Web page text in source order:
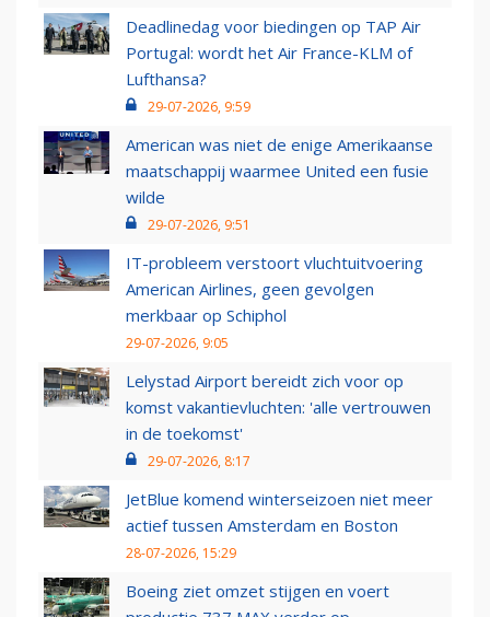
Deadlinedag voor biedingen op TAP Air
Portugal: wordt het Air France-KLM of
Lufthansa?
29-07-2026, 9:59
American was niet de enige Amerikaanse
maatschappij waarmee United een fusie
wilde
29-07-2026, 9:51
IT-probleem verstoort vluchtuitvoering
American Airlines, geen gevolgen
merkbaar op Schiphol
29-07-2026, 9:05
Lelystad Airport bereidt zich voor op
komst vakantievluchten: 'alle vertrouwen
in de toekomst'
29-07-2026, 8:17
JetBlue komend winterseizoen niet meer
actief tussen Amsterdam en Boston
28-07-2026, 15:29
Boeing ziet omzet stijgen en voert